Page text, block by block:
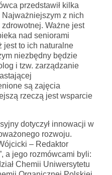
przedstawił kilka
z nich
Ważne jest
nad seniorami
jest to ich naturalne
niezbędny będzie
i tzw. zarządzanie
są zajęcia
rzeczą jest wsparcie
dotyczył innowacji w
rozwoju.
– Redaktor
a jego rozmówcami byli:
Chemii Uniwersytetu